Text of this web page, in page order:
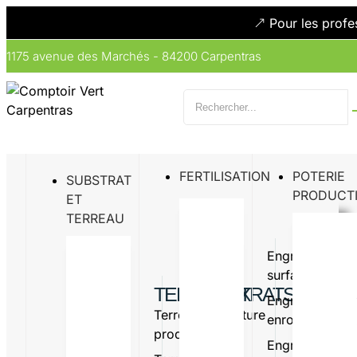
Pour les
1175 avenue des Marchés - 84200 Carpentras
SUBSTRAT
ET
TERREAU
TERREAUX
Terreau
production
SUBSTRATS
Vermiculture
FERTILISATION
Engrais
surfaçage
Engrais
enrobé
Engrais
POTERIE